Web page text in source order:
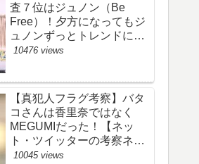
査７位はジュノン（Be
Free）！夕方になってもジ
ュノンずっとトレンドにい
るww【ザファースト・ネッ
BE:FIRST・ビーファース
ト】
10476 views
【真犯人フラグ考察】バタ
コさんは香里奈ではなく
MEGUMIだった！【ネッ
ト・ツイッターの考察ネタ
バレ感想評価評判あらすじ
10045 views